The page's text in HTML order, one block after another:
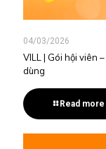
04/03/2026
VILL | Gói hội viên
dùng
Read more